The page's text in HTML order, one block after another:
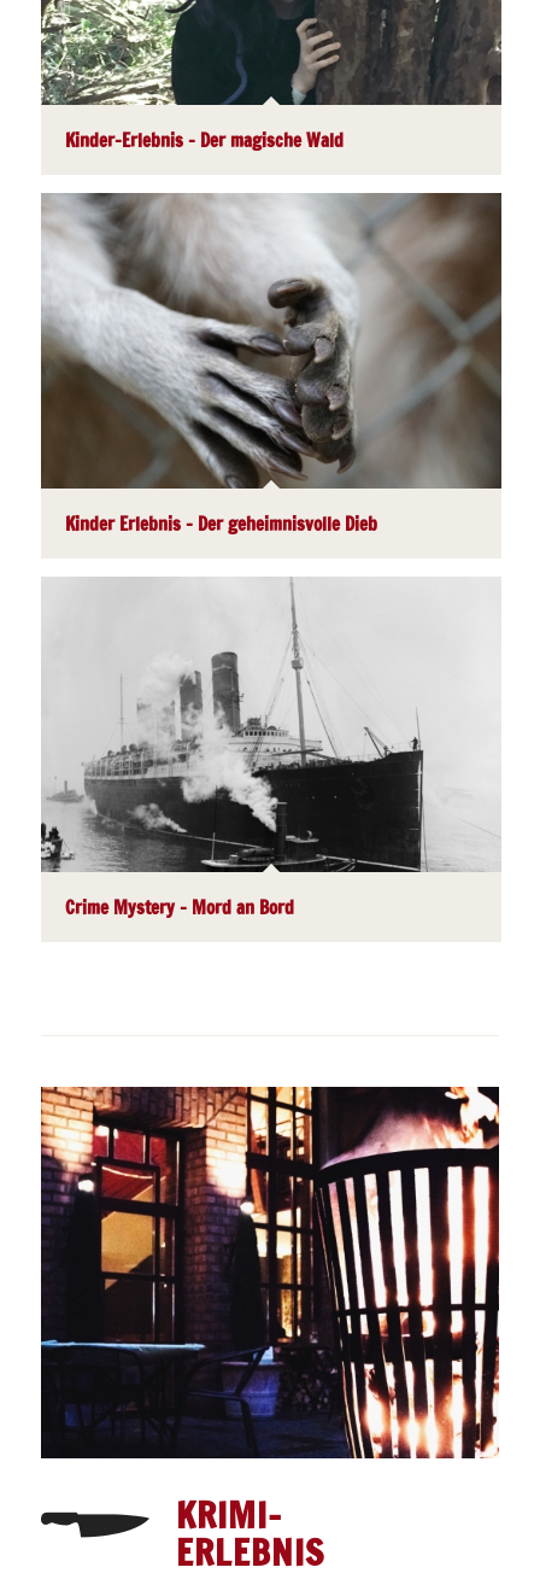
Kinder-Erlebnis – Der magische Wald
Kinder Erlebnis – Der geheimnisvolle Dieb
Crime Mystery – Mord an Bord
KRIMI-
ERLEBNIS